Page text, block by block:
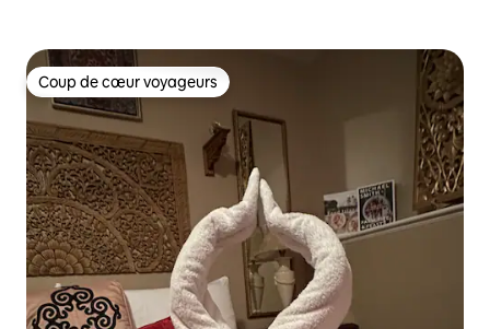
Coup de cœur voyageurs
Coup de cœur voyageurs